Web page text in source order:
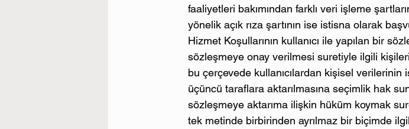
faaliyetleri bakımından farklı veri işleme
yönelik açık rıza şartının ise istisna olarak
Hizmet Koşullarının kullanıcı ile yapılan bir
sözleşmeye onay verilmesi suretiyle ilgili
bu çerçevede kullanıcılardan kişisel verilerinin
üçüncü taraflara aktarılmasına seçimlik hak
sözleşmeye aktarıma ilişkin hüküm koymak
tek metinde birbirinden ayrılmaz bir biçimde